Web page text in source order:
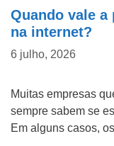
Quando vale a
na internet?
6 julho, 2026
Muitas empresas
sempre sabem se
Em alguns casos,
f
o
n
*
m
e
d
e
m
C
o
m
f
i
ficou